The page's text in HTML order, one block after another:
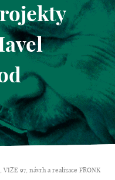
97, návrh a realizace FRONK